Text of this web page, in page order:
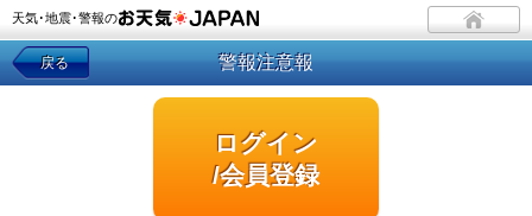
天気･地震･警報の
戻る 警報注意報
ログイン
/会員登録